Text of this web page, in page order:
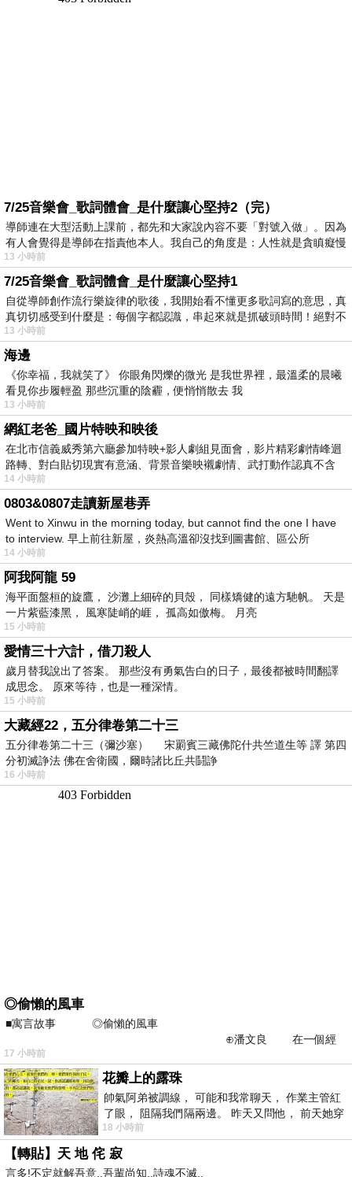
7/25音樂會_歌詞體會_是什麼讓心堅持2（完）
導師連在大型活動上課前，都先和大家說內容不要「對號入做」。因為
有人會覺得是導師在指責他本人。我自己的角度是：人性就是貪瞋癡慢
13 小時前
7/25音樂會_歌詞體會_是什麼讓心堅持1
自從導師創作流行樂旋律的歌後，我開始看不懂更多歌詞寫的意思，真
真切切感受到什麼是：每個字都認識，串起來就是抓破頭時間！絕對不
13 小時前
海邊
《你幸福，我就笑了》 你眼角閃爍的微光 是我世界裡，最溫柔的晨曦
看見你步履輕盈 那些沉重的陰霾，便悄悄散去 我
13 小時前
網紅老爸_國片特映和映後
在北市信義威秀第六廳參加特映+影人劇組見面會，影片精彩劇情峰迴
路轉、對白貼切現實有意涵、背景音樂映襯劇情、武打動作認真不含
糊、
14 小時前
0803&0807走讀新屋巷弄
Went to Xinwu in the morning today, but cannot find the one I have
to interview. 早上前往新屋，炎熱高溫卻沒找到圖書館、區公所
14 小時前
阿我阿龍 59
海平面盤桓的旋鷹， 沙灘上細碎的貝殼， 同樣矯健的遠方馳帆。 天是
一片紫藍漆黑， 風寒陡峭的崕， 孤高如傲梅。 月亮
15 小時前
愛情三十六計，借刀殺人
歲月替我說出了答案。 那些沒有勇氣告白的日子，最後都被時間翻譯
成思念。 原來等待，也是一種深情。
15 小時前
大藏經22，五分律卷第二十三
五分律卷第二十三（彌沙塞） 宋罽賓三藏佛陀什共竺道生等 譯 第四
分初滅諍法 佛在舍衛國，爾時諸比丘共鬪諍
16 小時前
◎偷懶的風車
■寓言故事 ◎偷懶的風車
⊕潘文良 在一個經
常颳風的山丘上—&m
17 小時前
花瓣上的露珠
帥氣阿弟被調線， 可能和我常聊天， 作業主管紅
了眼， 阻隔我們隔兩邊。 昨天又問他， 前天她穿
什麼顏色衣服， 不經
18 小時前
【轉貼】天 地 侘 寂
言多!不定就解吾意..吾輩尚知..詩魂不滅..